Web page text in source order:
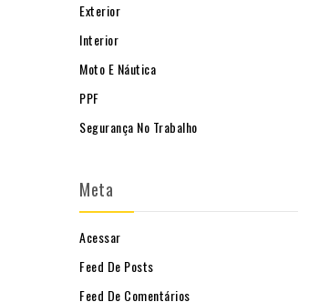
Exterior
Interior
Moto E Náutica
PPF
Segurança No Trabalho
Meta
Acessar
Feed De Posts
Feed De Comentários